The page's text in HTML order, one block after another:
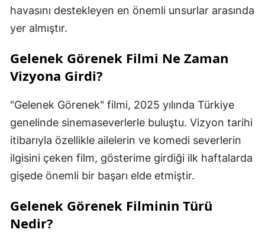
havasını destekleyen en önemli unsurlar arasında
yer almıştır.
Gelenek Görenek Filmi Ne Zaman
Vizyona Girdi?
"Gelenek Görenek" filmi, 2025 yılında Türkiye
genelinde sinemaseverlerle buluştu. Vizyon tarihi
itibarıyla özellikle ailelerin ve komedi severlerin
ilgisini çeken film, gösterime girdiği ilk haftalarda
gişede önemli bir başarı elde etmiştir.
Gelenek Görenek Filminin Türü
Nedir?